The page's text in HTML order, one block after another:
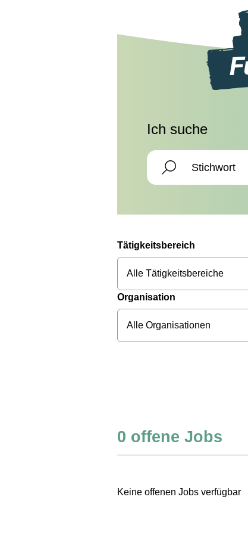
Ich suche
Tätigkeitsbereich
Alle Tätigkeitsbereiche
Organisation
Alle Organisationen
0 offene Jobs
Keine offenen Jobs verfügbar